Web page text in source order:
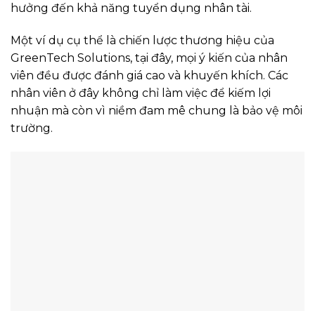
hưởng đến khả năng tuyển dụng nhân tài.
Một ví dụ cụ thể là chiến lược thương hiệu của
GreenTech Solutions, tại đây, mọi ý kiến của nhân
viên đều được đánh giá cao và khuyến khích. Các
nhân viên ở đây không chỉ làm việc để kiếm lợi
nhuận mà còn vì niềm đam mê chung là bảo vệ môi
trường.